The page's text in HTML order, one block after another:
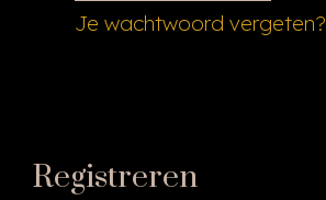
Je wachtwoord vergeten?
Registreren